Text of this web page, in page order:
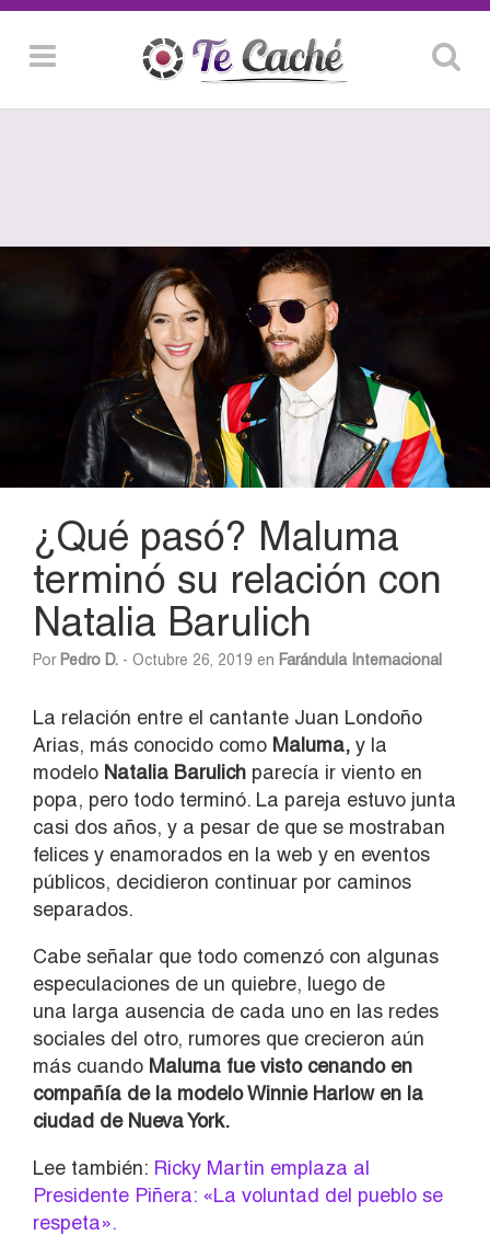
¿Qué pasó? Maluma
terminó su relación con
Natalia Barulich
Por Pedro D. - Octubre 26, 2019 en Farándula Internacional
La relación entre el cantante Juan Londoño
Arias, más conocido como Maluma, y la
modelo Natalia Barulich parecía ir viento en
popa, pero todo terminó. La pareja estuvo junta
casi dos años, y a pesar de que se mostraban
felices y enamorados en la web y en eventos
públicos, decidieron continuar por caminos
separados.
Cabe señalar que todo comenzó con algunas
especulaciones de un quiebre, luego de
una larga ausencia de cada uno en las redes
sociales del otro, rumores que crecieron aún
más cuando Maluma fue visto cenando en
compañía de la modelo Winnie Harlow en la
ciudad de Nueva York.
Lee también: Ricky Martin emplaza al
Presidente Piñera: «La voluntad del pueblo se
respeta».